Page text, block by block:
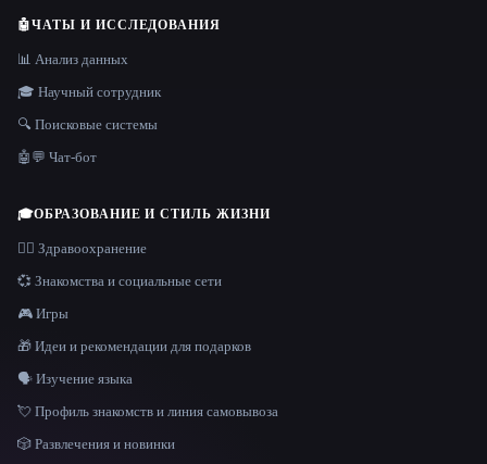
🤖ЧАТЫ И ИССЛЕДОВАНИЯ
📊 Анализ данных
🎓 Научный сотрудник
🔍 Поисковые системы
🤖💬 Чат-бот
🎓ОБРАЗОВАНИЕ И СТИЛЬ ЖИЗНИ
👩‍⚕️ Здравоохранение
💞 Знакомства и социальные сети
🎮 Игры
🎁 Идеи и рекомендации для подарков
🗣️ Изучение языка
💘 Профиль знакомств и линия самовывоза
🎲 Развлечения и новинки